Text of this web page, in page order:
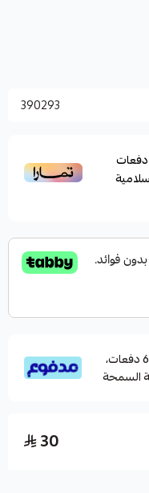
390293
دفعات
قسم دفعاتك بطريقة ميسرة إلى 4 وحتى 6 دفعات،
السمحة
30